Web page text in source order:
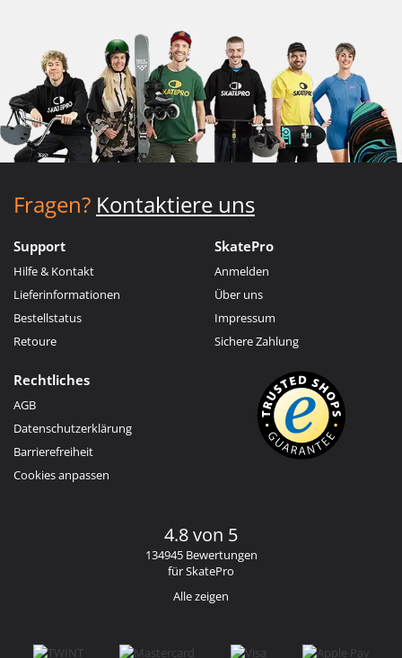
Fragen? Kontaktiere uns
Support
Hilfe & Kontakt
Lieferinformationen
Bestellstatus
Retoure
SkatePro
Anmelden
Über uns
Impressum
Sichere Zahlung
Rechtliches
AGB
Datenschutzerklärung
Barrierefreiheit
Cookies anpassen
4.8 von 5
134945 Bewertungen
für SkatePro
Alle zeigen